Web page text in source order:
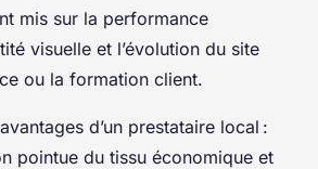
mis sur la performance
visuelle et l’évolution du site
ou la formation client.
d’un prestataire local :
pointue du tissu économique et